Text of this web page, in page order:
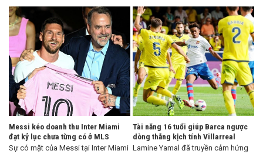
Messi kéo doanh thu Inter Miami
đạt kỷ lục chưa từng có ở MLS
Sự có mặt của Messi tại Inter Miami
Tài năng 16 tuổi giúp Barca ngược
dòng thắng kịch tính Villarreal
Lamine Yamal đã truyền cảm hứng